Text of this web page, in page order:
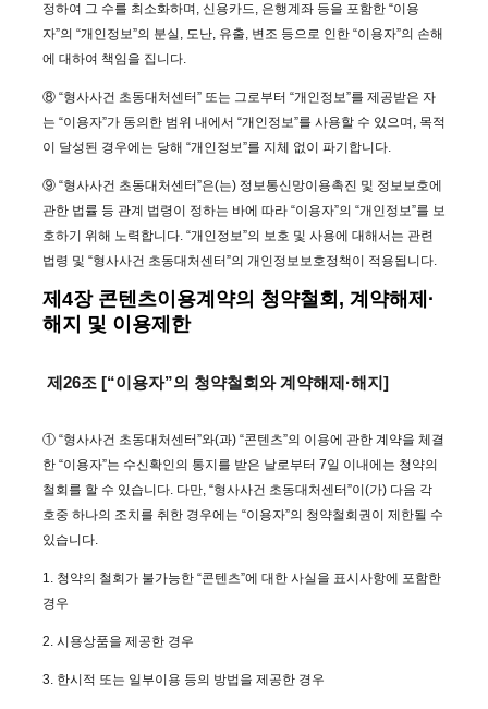
정하여 그 수를 최소화하며, 신용카드, 은행계좌 등을 포함한 “이용
자”의 “개인정보”의 분실, 도난, 유출, 변조 등으로 인한 “이용자”의 손해
에 대하여 책임을 집니다.
⑧ “형사사건 초동대처센터” 또는 그로부터 “개인정보”를 제공받은 자
는 “이용자”가 동의한 범위 내에서 “개인정보”를 사용할 수 있으며, 목적
이 달성된 경우에는 당해 “개인정보”를 지체 없이 파기합니다.
⑨ “형사사건 초동대처센터”은(는) 정보통신망이용촉진 및 정보보호에
관한 법률 등 관계 법령이 정하는 바에 따라 “이용자”의 “개인정보”를 보
호하기 위해 노력합니다. “개인정보”의 보호 및 사용에 대해서는 관련
법령 및 “형사사건 초동대처센터”의 개인정보보호정책이 적용됩니다.
제4장 콘텐츠이용계약의 청약철회, 계약해제·
해지 및 이용제한
제26조 [“이용자”의 청약철회와 계약해제·해지]
① “형사사건 초동대처센터”와(과) “콘텐츠”의 이용에 관한 계약을 체결
한 “이용자”는 수신확인의 통지를 받은 날로부터 7일 이내에는 청약의
철회를 할 수 있습니다. 다만, “형사사건 초동대처센터”이(가) 다음 각
호중 하나의 조치를 취한 경우에는 “이용자”의 청약철회권이 제한될 수
있습니다.
1. 청약의 철회가 불가능한 “콘텐츠”에 대한 사실을 표시사항에 포함한
경우
2. 시용상품을 제공한 경우
3. 한시적 또는 일부이용 등의 방법을 제공한 경우